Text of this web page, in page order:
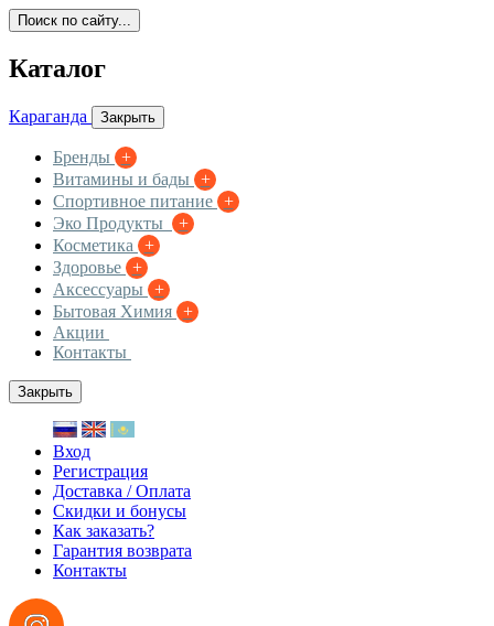
Поиск по сайту...
Каталог
Караганда Закрыть
Бренды
+
Витамины и бады
+
Спортивное питание +
Эко Продукты
+
Косметика
+
Здоровье +
Аксессуары
+
Бытовая Химия +
Акции
Контакты
Закрыть
Вход
Регистрация
Доставка / Оплата
Скидки и бонусы
Как заказать?
Гарантия возврата
Контакты